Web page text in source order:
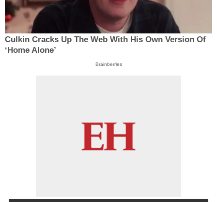
Culkin Cracks Up The Web With His Own Version Of
‘Home Alone’
Brainberries